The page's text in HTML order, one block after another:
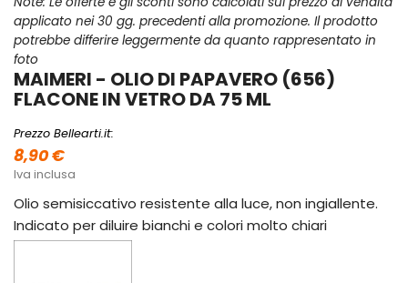
applicato nei 30 gg. precedenti alla promozione. Il prodotto
potrebbe differire leggermente da quanto rappresentato in
foto
MAIMERI - OLIO DI PAPAVERO (656)
FLACONE IN VETRO DA 75 ML
Prezzo Bellearti.it:
8,90 €
Iva inclusa
Olio semisiccativo resistente alla luce, non ingiallente.
Indicato per diluire bianchi e colori molto chiari